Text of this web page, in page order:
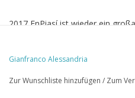
2017 EnPiasí ist wieder ein
aromatischen Fruchtnoten sind
Trotz Seidigkeit sollte man den
Gianfranco Alessandria
Zur Wunschliste hinzufügen / Zum